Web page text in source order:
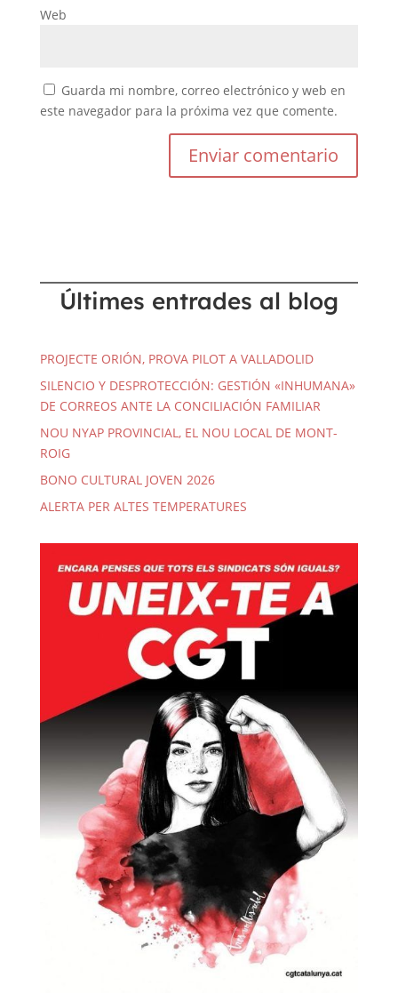
Web
Guarda mi nombre, correo electrónico y web en
este navegador para la próxima vez que comente.
Últimes entrades al blog
PROJECTE ORIÓN, PROVA PILOT A VALLADOLID
SILENCIO Y DESPROTECCIÓN: GESTIÓN «INHUMANA»
DE CORREOS ANTE LA CONCILIACIÓN FAMILIAR
NOU NYAP PROVINCIAL, EL NOU LOCAL DE MONT-
ROIG
BONO CULTURAL JOVEN 2026
ALERTA PER ALTES TEMPERATURES